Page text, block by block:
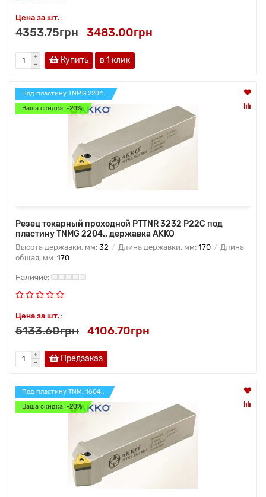
Цена за шт.:
4353.75грн 3483.00грн
Купить в 1 клик
Под пластину TNMG 2204..
Ваша скидка: -20%
Резец токарный проходной PTTNR 3232 P22C под
пластину TNMG 2204.. державка AKKO
Высота державки, мм: 32 Длина державки, мм: 170
Длина
общая, мм: 170
Цена за шт.:
5133.60грн 4106.70грн
Предзаказ
Под пластину TNM. 1604..
Ваша скидка: -20%